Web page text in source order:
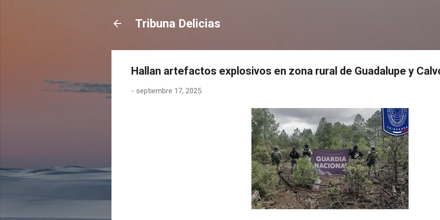
Tribuna Delicias
Hallan artefactos explosivos en zona rural de Guadalupe y
- septiembre 17, 2025